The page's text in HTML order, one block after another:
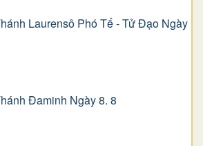
Laurensô Phó Tế - Tử Đạo Ngày
Đaminh Ngày 8. 8